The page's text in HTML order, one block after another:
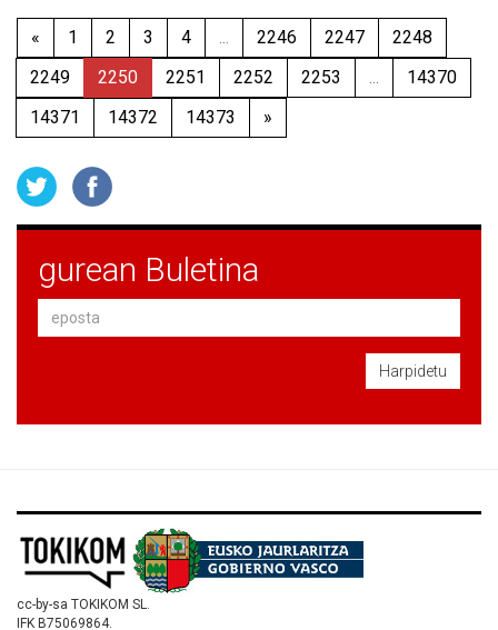
« 1 2 3 4 ... 2246 2247
2248
2249
2250 2251 2252 2253 ...
14370
14371
14372 14373 »
gurean Buletina
Harpidetu
cc-by-sa TOKIKOM SL.
IFK B75069864.